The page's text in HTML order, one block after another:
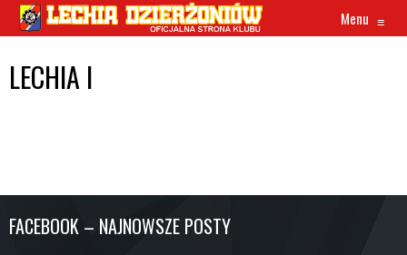
Menu ≡
LECHIA I
FACEBOOK – NAJNOWSZE POSTY